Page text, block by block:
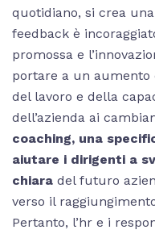
quotidiano, si crea
feedback è
promossa e
portare a un
del lavoro e della
dell’azienda ai
coaching, una
aiutare i dirigenti a
chiara del futuro
verso il
Pertanto, l’hr e i